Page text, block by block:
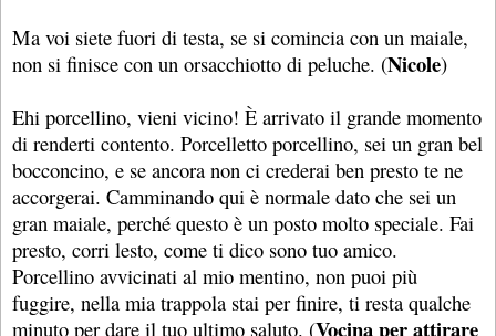
Ma voi siete fuori di testa, se si comincia con un maiale,
non si finisce con un orsacchiotto di peluche. (Nicole)
Ehi porcellino, vieni vicino! È arrivato il grande momento
di renderti contento. Porcelletto porcellino, sei un gran bel
bocconcino, e se ancora non ci crederai ben presto te ne
accorgerai. Camminando qui è normale dato che sei un
gran maiale, perché questo è un posto molto speciale. Fai
presto, corri lesto, come ti dico sono tuo amico.
Porcellino avvicinati al mio mentino, non puoi più
fuggire, nella mia trappola stai per finire, ti resta qualche
minuto per dare il tuo ultimo saluto. (Vocina per attirare